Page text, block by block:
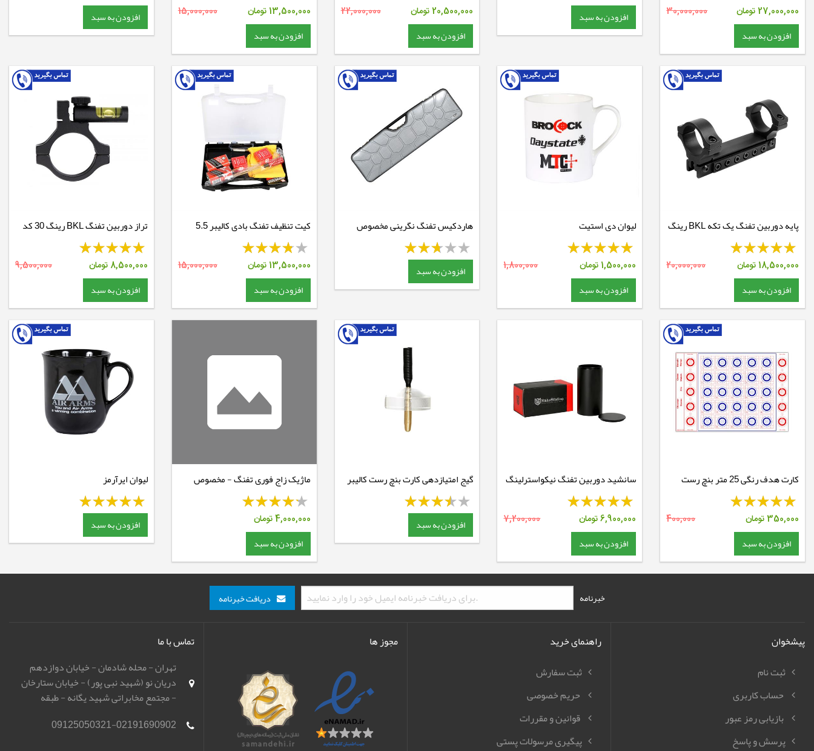
27,000,000تومان 30,000,000
افزودن به سبد
افزودن به سبد 20,500,000تومان 22,000,000
افزودن به سبد
13,500,000 تومان 15,000,000
افزودن به سبد
افزودن به سبد
پایه دوربین تفنگ یک تکه BKL رینگ
30 ریل 11 - BKL 388
18,500,000 تومان 20,000,000
افزودن به سبد
لیوان دی استیت
1,500,000 تومان 1,800,000
افزودن به سبد
هاردکیس تفنگ نگرینی مخصوص
سلاح تراپ
افزودن به سبد
کیت تنظیف تفنگ بادی کالیبر 5.5
برند پارکرهال انگلستان
13,500,000 تومان 15,000,000
افزودن به سبد
تراز دوربین تفنگ BKL رینگ 30 کد
610
8,500,000 تومان 9,500,000
افزودن به سبد
کارت هدف رنگی 25 متر بنچ رست
350,000تومان 400,000
افزودن به سبد
سانشید دوربین تفنگ نیکواسترلینگ
6,900,000تومان 7,200,000
افزودن به سبد
گیج امتیازدهی کارت بنچ رست کالیبر
5.5
افزودن به سبد
ماژیک زاج فوری تفنگ - مخصوص
آلومینیم
4,000,000تومان
افزودن به سبد
لیوان ایرآرمز
افزودن به سبد
خبرنامه دریافت خبرنامه
پیشخوان
ثبت نام
حساب کاربری
بازیابی رمز عبور
پرسش و پاسخ
راهنمای خرید
ثبت سفارش
حریم خصوصی
قوانین و مقررات
پیگیری مرسولات پستی
مجوز ها
تماس با ما
تهران - محله شادمان - خیابان دوازدهم
دریان نو (شهید نبی پور) - خیابان ستارخان
- مجتمع مخابراتی شهید یگانه - طبقه
(مهرگان)
09125050321-02191690902